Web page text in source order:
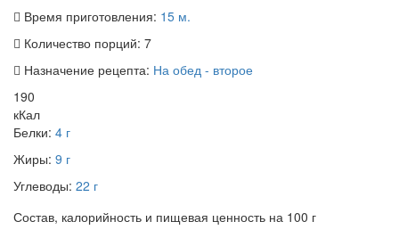
Время приготовления: 15 м.
Количество порций: 7
Назначение рецепта: На обед - второе
190
кКал
Белки: 4 г
Жиры: 9 г
Углеводы: 22 г
Состав, калорийность и пищевая ценность на 100 г